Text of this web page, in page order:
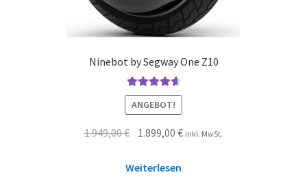
Ninebot by Segway One Z10
Bewertet mit
4.75von 5
ANGEBOT!
1.949,00€ 1.899,00€ inkl. MwSt.
Weiterlesen